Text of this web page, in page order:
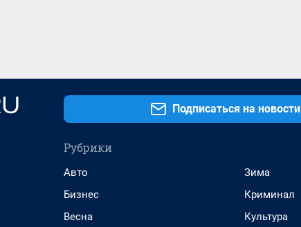
Подписаться на новости
Рубрики
Авто
Бизнес
Весна
Зима
Криминал
Культура